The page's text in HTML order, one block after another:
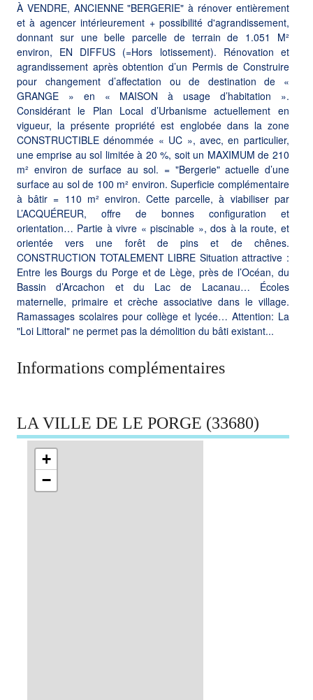
À VENDRE, ANCIENNE "BERGERIE" à rénover entièrement
et à agencer intérieurement + possibilité d'agrandissement,
donnant sur une belle parcelle de terrain de 1.051 M²
environ, EN DIFFUS (=Hors lotissement). Rénovation et
agrandissement après obtention d’un Permis de Construire
pour changement d’affectation ou de destination de «
GRANGE » en « MAISON à usage d’habitation ».
Considérant le Plan Local d’Urbanisme actuellement en
vigueur, la présente propriété est englobée dans la zone
CONSTRUCTIBLE dénommée « UC », avec, en particulier,
une emprise au sol limitée à 20 %, soit un MAXIMUM de 210
m² environ de surface au sol. = "Bergerie" actuelle d’une
surface au sol de 100 m² environ. Superficie complémentaire
à bâtir = 110 m² environ. Cette parcelle, à viabiliser par
L’ACQUÉREUR, offre de bonnes configuration et
orientation… Partie à vivre « piscinable », dos à la route, et
orientée vers une forêt de pins et de chênes.
CONSTRUCTION TOTALEMENT LIBRE Situation attractive :
Entre les Bourgs du Porge et de Lège, près de l’Océan, du
Bassin d’Arcachon et du Lac de Lacanau… Écoles
maternelle, primaire et crèche associative dans le village.
Ramassages scolaires pour collège et lycée… Attention: La
"Loi Littoral" ne permet pas la démolition du bâti existant...
Informations complémentaires
LA VILLE DE LE PORGE (33680)
+
−